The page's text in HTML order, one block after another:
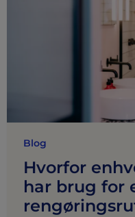
Blog
Hvorfor
har brug for